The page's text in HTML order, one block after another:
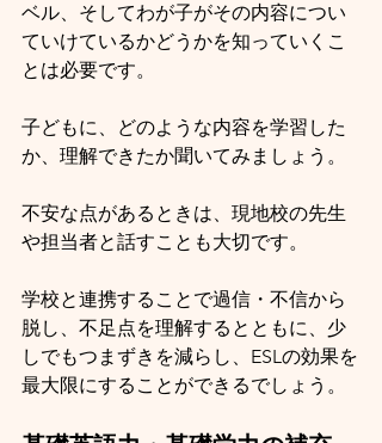
ベル、そしてわが子がその内容につい
ていけているかどうかを知っていくこ
とは必要です。
子どもに、どのような内容を学習した
か、理解できたか聞いてみましょう。
不安な点があるときは、現地校の先生
や担当者と話すことも大切です。
学校と連携することで過信・不信から
脱し、不足点を理解するとともに、少
しでもつまずきを減らし、ESLの効果を
最大限にすることができるでしょう。